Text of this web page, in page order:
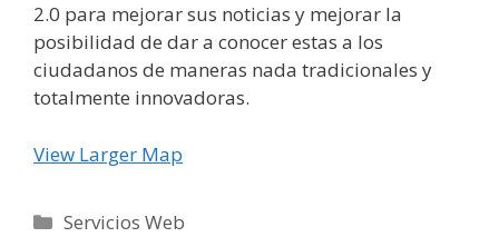
2.0 para mejorar sus noticias y mejorar la
posibilidad de dar a conocer estas a los
ciudadanos de maneras nada tradicionales y
totalmente innovadoras.
View Larger Map
Categorías
Servicios Web